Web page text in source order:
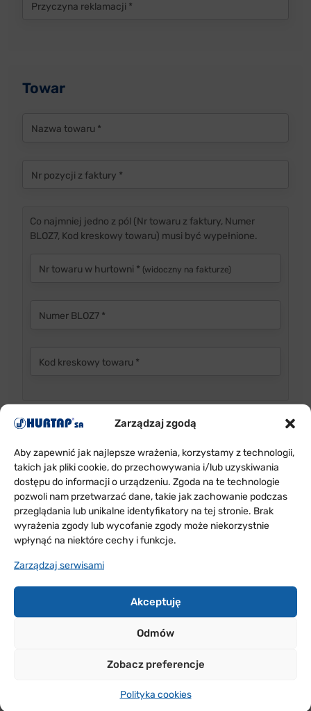
Zarządzaj zgodą
Aby zapewnić jak najlepsze wrażenia, korzystamy z technologii,
takich jak pliki cookie, do przechowywania i/lub uzyskiwania
dostępu do informacji o urządzeniu. Zgoda na te technologie
pozwoli nam przetwarzać dane, takie jak zachowanie podczas
przeglądania lub unikalne identyfikatory na tej stronie. Brak
wyrażenia zgody lub wycofanie zgody może niekorzystnie
wpłynąć na niektóre cechy i funkcje.
Zarządzaj serwisami
Akceptuję
Odmów
Zobacz preferencje
Polityka cookies
Przyczyna reklamacji *
Towar
Nazwa towaru *
Nr pozycji z faktury *
Co najmniej jedno z pól (Nr towaru z faktury, Numer
BLOZ7, Kod kreskowy towaru) musi być wypełnione.
Nr towaru w hurtowni * (widoczny na fakturze)
Numer BLOZ7 *
Kod kreskowy towaru *
Data ważności *
Ilość reklamowana *